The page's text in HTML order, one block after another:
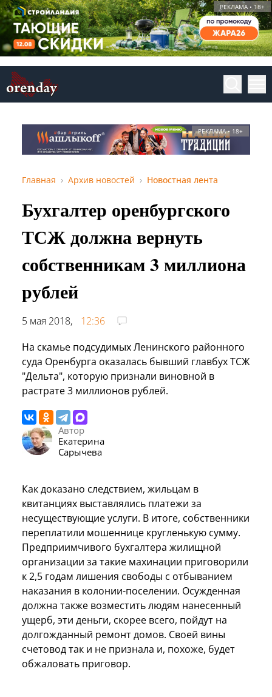
РЕКЛАМА • 18+
РЕКЛАМА • 18+
Главная Архив новостей Новостная лента
Бухгалтер оренбургского
ТСЖ должна вернуть
собственникам 3 миллиона
рублей
5 мая 2018,
12:36
На скамье подсудимых Ленинского районного
суда Оренбурга оказалась бывший главбух ТСЖ
"Дельта", которую признали виновной в
растрате 3 миллионов рублей.
Автор
Екатерина
Сарычева
Как доказано следствием, жильцам в
квитанциях выставлялись платежи за
несуществующие услуги. В итоге, собственники
переплатили мошеннице кругленькую сумму.
Предприимчивого бухгалтера жилищной
организации за такие махинации приговорили
к 2,5 годам лишения свободы с отбыванием
наказания в колонии-поселении. Осужденная
должна также возместить людям нанесенный
ущерб, эти деньги, скорее всего, пойдут на
долгожданный ремонт домов. Своей вины
счетовод так и не признала и, похоже, будет
обжаловать приговор.